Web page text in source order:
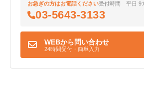
お急ぎの方はお電話ください受付時間 平日
03-5643-3133
WEBから問い合わせ
24時間受付・簡単入力